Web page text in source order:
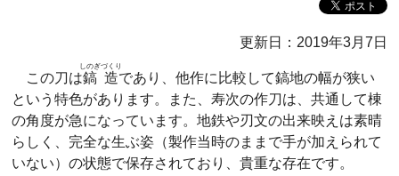
更新日：2019年3月7日
この刀は鎬造
しのぎづくり
であり、他作に比較して鎬地の幅が狭い
という特色があります。また、寿次の作刀は、共通して棟
の角度が急になっています。地鉄や刃文の出来映えは素晴
らしく、完全な生ぶ姿（製作当時のままで手が加えられて
いない）の状態で保存されており、貴重な存在です。